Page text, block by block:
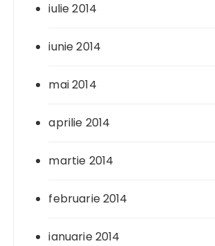
iulie 2014
iunie 2014
mai 2014
aprilie 2014
martie 2014
februarie 2014
ianuarie 2014